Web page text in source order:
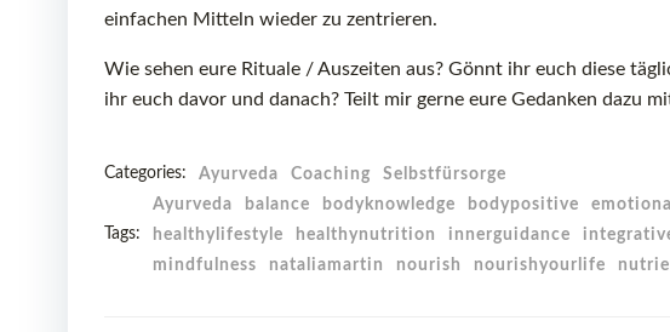
einfachen Mitteln wieder zu zentrieren.
Wie sehen eure Rituale / Auszeiten aus? Gönnt ihr euch diese
ihr euch davor und danach? Teilt mir gerne eure Gedanken dazu
Categories: Ayurveda Coaching Selbstfürsorge
Tags:
Ayurveda balance bodyknowledge bodypositive
healthylifestyle
healthynutrition innerguidance
mindfulness
nataliamartin nourish nourishyourlife